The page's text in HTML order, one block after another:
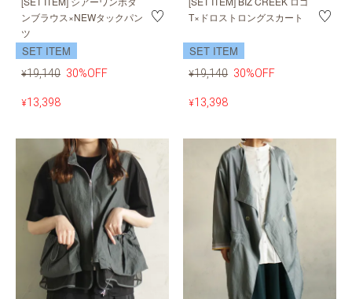
ンブラウス×NEWタックパン
ツ
SET ITEM
¥19,140 30%OFF
¥13,398
T×ドロストロングスカート
SET ITEM
¥19,140 30%OFF
¥13,398